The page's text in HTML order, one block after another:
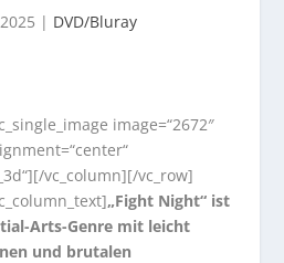
| DVD/Bluray
image=“2672″
vc_column][/vc_row]
„Fight Night“ ist
Arts-Genre mit leicht
und brutalen